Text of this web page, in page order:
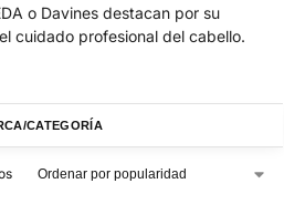
o Davines destacan por su
cuidado profesional del cabello.
CATEGORÍA